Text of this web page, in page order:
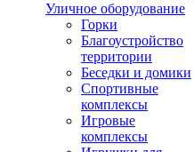
Уличное оборудование
Горки
Благоустройство
территории
Беседки и домики
Спортивные
комплексы
Игровые
комплексы